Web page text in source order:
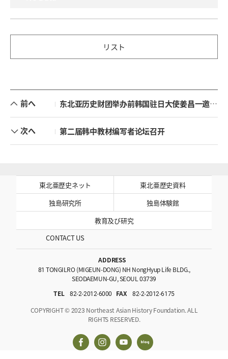
リスト
前へ 东北亚历史财团举办前韩国驻日大使姜昌一邀请讲演会
次へ 第二届韩中教材编写者论坛召开
東北亜歴史ネット
東北亜歴史資料
独島研究所
独島体験館
教育及び研究
CONTACT US
ADDRESS
81 TONGILRO (MIGEUN-DONG) NH NongHyup Life BLDG.,
SEODAEMUN-GU, SEOUL 03739
TEL
82-2-2012-6000 FAX
82-2-2012-6175
COPYRIGHT © 2023 Northeast Asian History Foundation. ALL
RIGHTS RESERVED.